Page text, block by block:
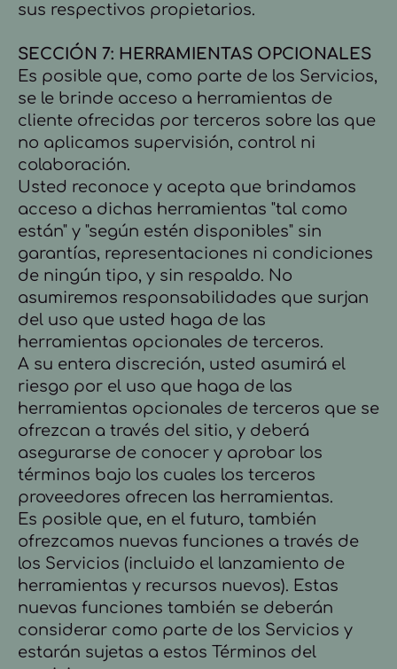
sus respectivos propietarios.
SECCIÓN 7: HERRAMIENTAS OPCIONALES
Es posible que, como parte de los Servicios,
se le brinde acceso a herramientas de
cliente ofrecidas por terceros sobre las que
no aplicamos supervisión, control ni
colaboración.
Usted reconoce y acepta que brindamos
acceso a dichas herramientas "tal como
están" y "según estén disponibles" sin
garantías, representaciones ni condiciones
de ningún tipo, y sin respaldo. No
asumiremos responsabilidades que surjan
del uso que usted haga de las
herramientas opcionales de terceros.
A su entera discreción, usted asumirá el
riesgo por el uso que haga de las
herramientas opcionales de terceros que se
ofrezcan a través del sitio, y deberá
asegurarse de conocer y aprobar los
términos bajo los cuales los terceros
proveedores ofrecen las herramientas.
Es posible que, en el futuro, también
ofrezcamos nuevas funciones a través de
los Servicios (incluido el lanzamiento de
herramientas y recursos nuevos). Estas
nuevas funciones también se deberán
considerar como parte de los Servicios y
estarán sujetas a estos Términos del